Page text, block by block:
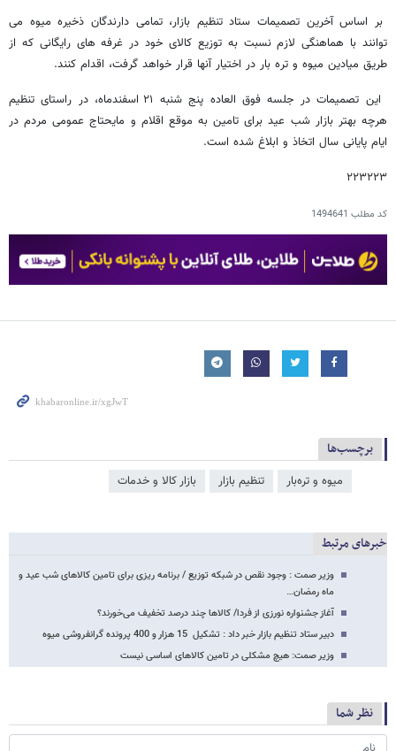
بر اساس آخرین تصمیمات ستاد تنظیم بازار، تمامی دارندگان ذخیره میوه می
توانند با هماهنگی لازم نسبت به توزیع کالای خود در غرفه های رایگانی که از
طریق میادین میوه و تره بار در اختیار آنها قرار خواهد گرفت، اقدام کنند.
این تصمیمات در جلسه فوق العاده پنج شنبه ۲۱ اسفندماه، در راستای تنظیم
هرچه بهتر بازار شب عید برای تامین به موقع اقلام و مایحتاج عمومی مردم در
ایام پایانی سال اتخاذ و ابلاغ شده است.
۲۲۳۲۲۳
کد مطلب 1494641
برچسب‌ها
میوه و تره‌بار تنظیم بازار بازار کالا و خدمات
خبرهای مرتبط
وزیر صمت : وجود نقص در شبکه توزیع / برنامه ریزی برای تامین کالاهای شب عید و
ماه رمضان…
آغاز جشنواره نورزی از فردا/ کالاها چند درصد تخفیف می‌خورند؟
دبیر ستاد تنظیم بازار خبر داد : تشکیل 15 هزار و 400 پرونده گرانفروشی میوه
وزیر صمت: هیچ مشکلی در تامین کالاهای اساسی نیست
نظر شما